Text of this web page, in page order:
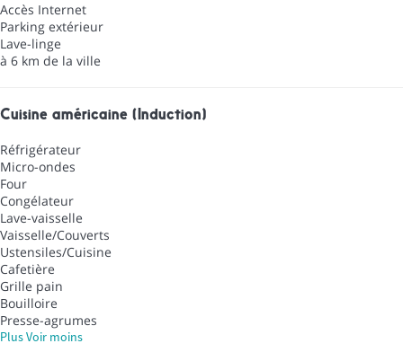
Accès Internet
Parking extérieur
Lave-linge
à 6 km de la ville
Cuisine américaine (Induction)
Réfrigérateur
Micro-ondes
Four
Congélateur
Lave-vaisselle
Vaisselle/Couverts
Ustensiles/Cuisine
Cafetière
Grille pain
Bouilloire
Presse-agrumes
PlusVoir moins